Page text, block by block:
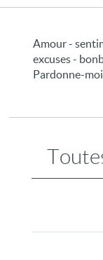
Amour -
excuses -
Pardonne-moi